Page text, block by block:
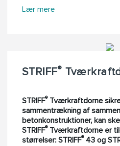
Lær mere
STRIFF®
STRIFF®Tværkraftdorne
sammentrækning af
betonkonstruktioner, kan
STRIFF®Tværkraftdorne er
størrelser: STRIFF®43 og